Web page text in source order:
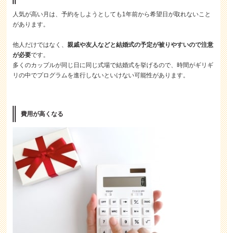
人気が高い月は、予約をしようとしても1年前から希望日が取れないこと
があります。
他人だけではなく、親戚や友人などと結婚式の予定が被りやすいので注意
が必要です。
多くのカップルが同じ日に同じ式場で結婚式を挙げるので、時間がギリギ
リの中でプログラムを進行しないといけない可能性があります。
費用が高くなる